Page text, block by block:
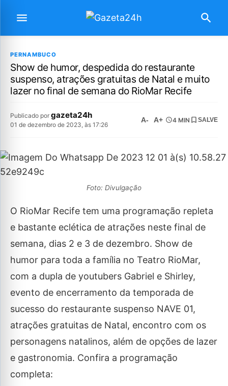
PERNAMBUCO
Show de humor, despedida do restaurante
suspenso, atrações gratuitas de Natal e muito
lazer no final de semana do RioMar Recife
Publicado por gazeta24h
01 de dezembro de 2023, às 17:26
A- A+ 4 MIN SALVE
Foto: Divulgação
O RioMar Recife tem uma programação repleta
e bastante eclética de atrações neste final de
semana, dias 2 e 3 de dezembro. Show de
humor para toda a família no Teatro RioMar,
com a dupla de youtubers Gabriel e Shirley,
evento de encerramento da temporada de
sucesso do restaurante suspenso NAVE 01,
atrações gratuitas de Natal, encontro com os
personagens natalinos, além de opções de lazer
e gastronomia. Confira a programação
completa: